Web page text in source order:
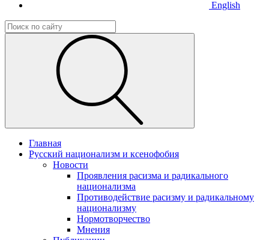
English
Главная
Русский национализм и ксенофобия
Новости
Проявления расизма и радикального
национализма
Противодействие расизму и радикальному
национализму
Нормотворчество
Мнения